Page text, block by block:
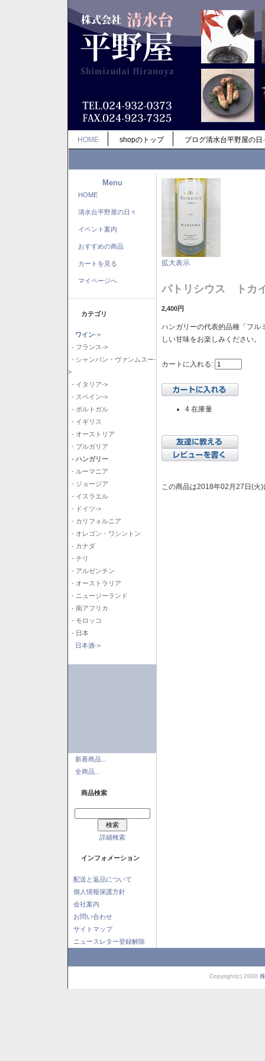
HOME shopのトップ ブログ清水台平野屋の日
Menu
HOME
清水台平野屋の日々
イベント案内
おすすめの商品
カートを見る
マイページへ
カテゴリ
ワイン->
- フランス->
- シャンパン・ヴァンムスー-
>
- イタリア->
- スペイン->
- ポルトガル
- イギリス
- オーストリア
- ブルガリア
- ハンガリー
- ルーマニア
- ジョージア
- イスラエル
- ドイツ->
- カリフォルニア
- オレゴン・ワシントン
- カナダ
- チリ
- アルゼンチン
- オーストラリア
- ニュージーランド
- 南アフリカ
- モロッコ
- 日本
日本酒->
新着商品...
全商品...
商品検索
詳細検索
インフォメーション
配送と返品について
個人情報保護方針
会社案内
お問い合わせ
サイトマップ
ニュースレター登録解除
拡大表示
パトリシウス トカ
2,400円
ハンガリーの代表的品種「フル
しい甘味をお楽しみください。
カートに入れる:
4 在庫量
この商品は2018年02月27日(火
Copyright(c) 2008